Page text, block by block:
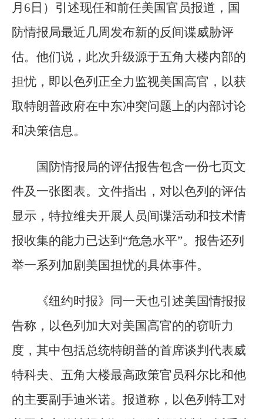
月6日）引述现任和前任美国官员报道，国
防情报局最近几周发布新的反间谍威胁评
估。他们说，此次升级源于五角大楼内部的
担忧，即以色列正全力监视美国高官，以获
取特朗普政府在中东冲突问题上的内部讨论
和决策信息。
国防情报局的评估报告包含一份七页文
件及一张图表。文件指出，对以色列的评估
显示，特拉维夫开展人员间谍活动和技术情
报收集的能力已达到“危急水平”。报告还列
举一系列加剧美国担忧的具体事件。
《纽约时报》同一天也引述美国情报报
告称，以色列加大对美国高官的的窃听力
度，其中包括总统特朗普的首席谈判代表威
特科夫、五角大楼最高政策官员科尔比和他
的主要副手迪米诺。报道称，以色列特工对